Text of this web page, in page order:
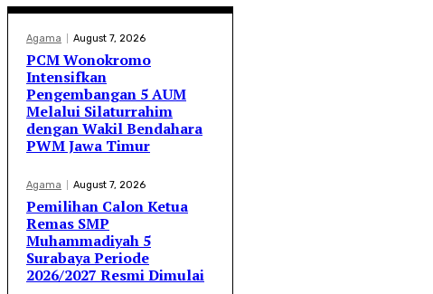
Agama August 7, 2026
PCM Wonokromo
Intensifkan
Pengembangan 5 AUM
Melalui Silaturrahim
dengan Wakil Bendahara
PWM Jawa Timur
Agama August 7, 2026
Pemilihan Calon Ketua
Remas SMP
Muhammadiyah 5
Surabaya Periode
2026/2027 Resmi Dimulai